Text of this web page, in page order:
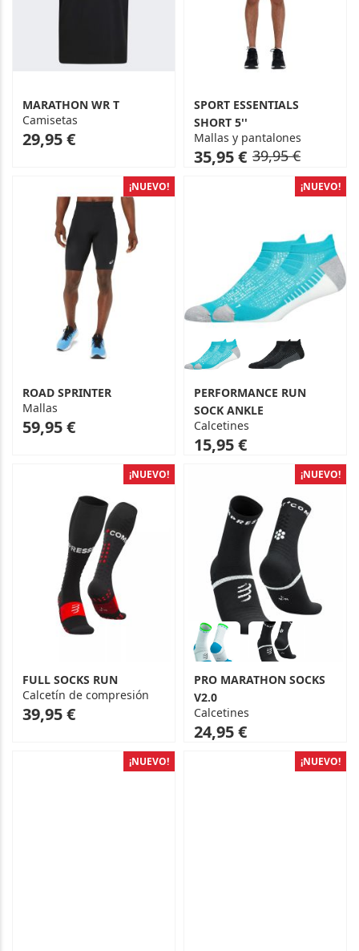
MARATHON WR T
Camisetas
As
low
29,95 €
SPORT ESSENTIALS
SHORT 5''
Mallas y pantalones
As
low
35,95 € Regular
Price
39,95 €
¡NUEVO!
ROAD SPRINTER
Mallas
As
low
59,95 €
¡NUEVO!
PERFORMANCE RUN
SOCK ANKLE
Calcetines
15,95 €
¡NUEVO!
FULL SOCKS RUN
Calcetín de compresión
As
low
39,95 €
¡NUEVO!
PRO MARATHON SOCKS
V2.0
Calcetines
24,95 €
¡NUEVO! ¡NUEVO!